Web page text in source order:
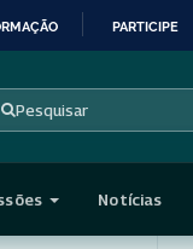
PARTICIPE
Pesquisar
Notícias